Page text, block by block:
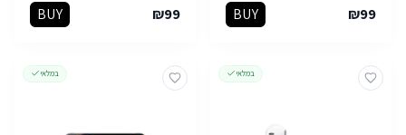
₪99
BUY
₪99
BUY
במלאי במלאי